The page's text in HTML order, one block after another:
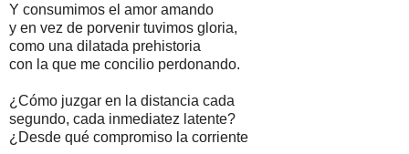
Y consumimos el amor amando
y en vez de porvenir tuvimos gloria,
como una dilatada prehistoria
con la que me concilio perdonando.
¿Cómo juzgar en la distancia cada
segundo, cada inmediatez latente?
¿Desde qué compromiso la corriente